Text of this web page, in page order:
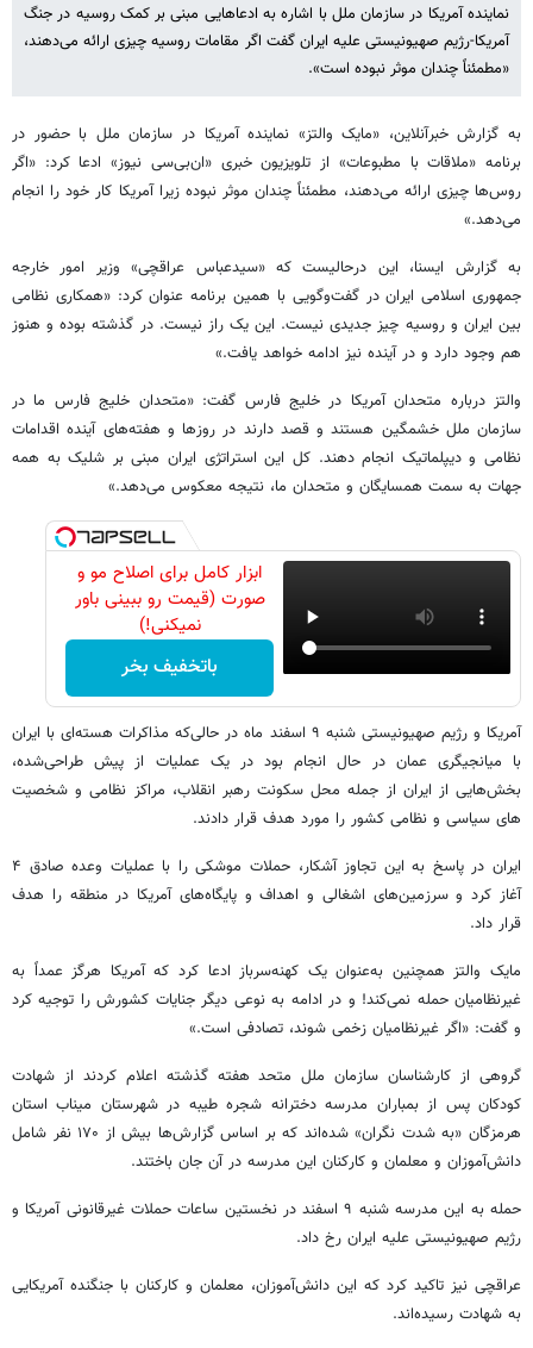
نماینده آمریکا در سازمان ملل با اشاره به ادعاهایی مبنی بر کمک روسیه در جنگ
آمریکا-رژیم صهیونیستی علیه ایران گفت اگر مقامات روسیه چیزی ارائه می‌دهند،
«مطمئناً چندان موثر نبوده است».
به گزارش خبرآنلاین، «مایک والتز» نماینده آمریکا در سازمان ملل با حضور در
برنامه «ملاقات با مطبوعات» از تلویزیون خبری «ان‌بی‌سی نیوز» ادعا کرد: «اگر
روس‌ها چیزی ارائه می‌دهند، مطمئناً چندان موثر نبوده زیرا آمریکا کار خود را انجام
می‌دهد.»
به گزارش ایسنا، این درحالیست که «سیدعباس عراقچی» وزیر امور خارجه
جمهوری اسلامی ایران در گفت‌وگویی با همین برنامه عنوان کرد: «همکاری نظامی
بین ایران و روسیه چیز جدیدی نیست. این یک راز نیست. در گذشته بوده و هنوز
هم وجود دارد و در آینده نیز ادامه خواهد یافت.»
والتز درباره متحدان آمریکا در خلیج فارس گفت: «متحدان خلیج فارس ما در
سازمان ملل خشمگین هستند و قصد دارند در روزها و هفته‌های آینده اقدامات
نظامی و دیپلماتیک انجام دهند. کل این استراتژی ایران مبنی بر شلیک به همه
جهات به سمت همسایگان و متحدان ما، نتیجه معکوس می‌دهد.»
ابزار کامل برای اصلاح مو و
صورت (قیمت رو ببینی باور
نمیکنی!)
باتخفیف بخر
آمریکا و رژیم صهیونیستی شنبه ۹ اسفند ماه در حالی‌که مذاکرات هسته‌ای با ایران
با میانجیگری عمان در حال انجام بود در یک عملیات از پیش طراحی‌شده،
بخش‌هایی از ایران از جمله محل سکونت رهبر انقلاب، مراکز نظامی و شخصیت
های سیاسی و نظامی کشور را مورد هدف قرار دادند.
ایران در پاسخ به این تجاوز آشکار، حملات موشکی را با عملیات وعده صادق ۴
آغاز کرد و سرزمین‌های اشغالی و اهداف و پایگاه‌های آمریکا در منطقه را هدف
قرار داد.
مایک والتز همچنین به‌عنوان یک کهنه‌سرباز ادعا کرد که آمریکا هرگز عمداً به
غیرنظامیان حمله نمی‌کند! و در ادامه به نوعی دیگر جنایات کشورش را توجیه کرد
و گفت: «اگر غیرنظامیان زخمی شوند، تصادفی است.»
گروهی از کارشناسان سازمان ملل متحد هفته گذشته اعلام کردند از شهادت
کودکان پس از بمباران مدرسه دخترانه شجره طیبه در شهرستان میناب استان
هرمزگان «به شدت نگران» شده‌اند که بر اساس گزارش‌ها بیش از ۱۷۰ نفر شامل
دانش‌آموزان و معلمان و کارکنان این مدرسه در آن جان باختند.
حمله به این مدرسه شنبه ۹ اسفند در نخستین ساعات حملات غیرقانونی آمریکا و
رژیم صهیونیستی علیه ایران رخ داد.
عراقچی نیز تاکید کرد که این دانش‌آموزان، معلمان و کارکنان با جنگنده آمریکایی
به شهادت رسیده‌اند.